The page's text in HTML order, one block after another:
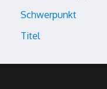
Schwerpunkt
Titel